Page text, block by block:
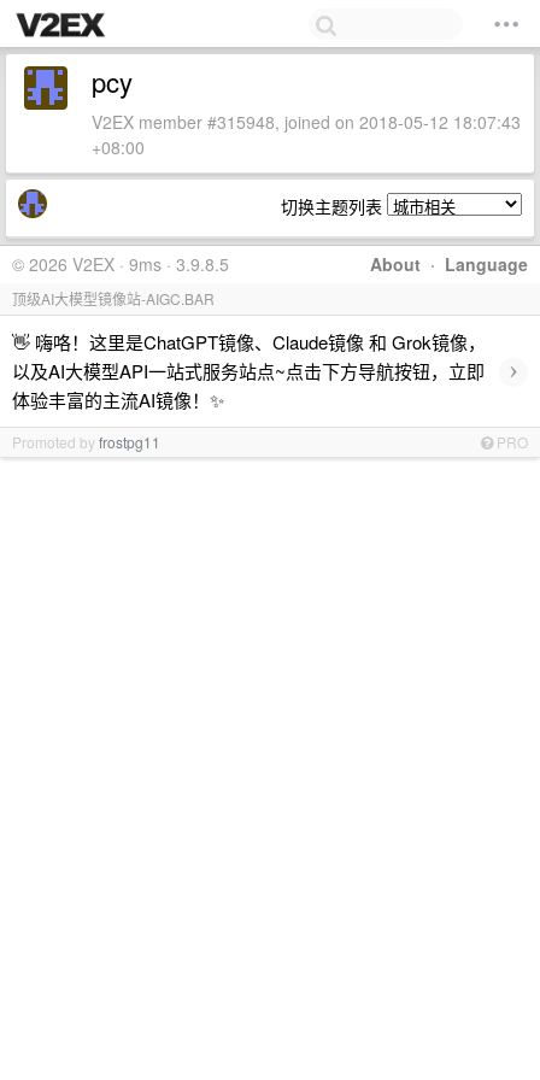
pcy
V2EX member #315948, joined on 2018-05-12 18:07:43
+08:00
切换主题列表
About · Language
© 2026 V2EX · 9ms · 3.9.8.5
顶级AI大模型镜像站-AIGC.BAR
👋 嗨咯！这里是ChatGPT镜像、Claude镜像 和 Grok镜像，
以及AI大模型API一站式服务站点~点击下方导航按钮，立即
体验丰富的主流AI镜像！✨
›
Promoted byfrostpg11 PRO